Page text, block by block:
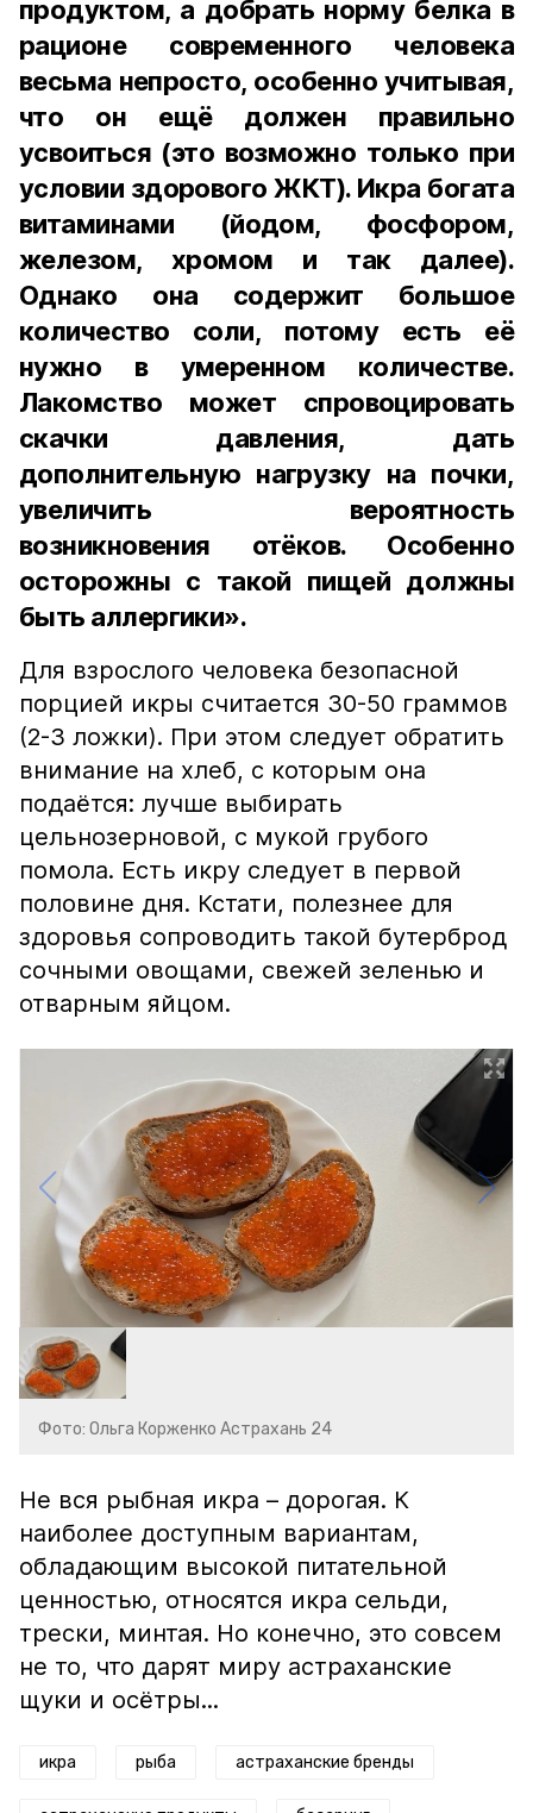
продуктом, а добрать норму белка в
рационе современного человека
весьма непросто, особенно учитывая,
что он ещё должен правильно
усвоиться (это возможно только при
условии здорового ЖКТ). Икра богата
витаминами (йодом, фосфором,
железом, хромом и так далее).
Однако она содержит большое
количество соли, потому есть её
нужно в умеренном количестве.
Лакомство может спровоцировать
скачки давления, дать
дополнительную нагрузку на почки,
увеличить вероятность
возникновения отёков. Особенно
осторожны с такой пищей должны
быть аллергики».
Для взрослого человека безопасной
порцией икры считается 30-50 граммов
(2-3 ложки). При этом следует обратить
внимание на хлеб, с которым она
подаётся: лучше выбирать
цельнозерновой, с мукой грубого
помола. Есть икру следует в первой
половине дня. Кстати, полезнее для
здоровья сопроводить такой бутерброд
сочными овощами, свежей зеленью и
отварным яйцом.
Фото: Ольга Корженко Астрахань 24
Не вся рыбная икра – дорогая. К
наиболее доступным вариантам,
обладающим высокой питательной
ценностью, относятся икра сельди,
трески, минтая. Но конечно, это совсем
не то, что дарят миру астраханские
щуки и осётры...
икра рыба астраханские бренды